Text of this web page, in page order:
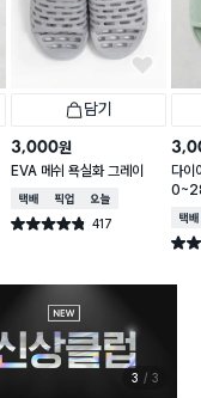
담기
3,000원
EVA 메쉬 욕실화 그레이
택배배송매장픽업오늘배송
별점 4.8점 417
건 작성
다이
택배
별점
3 3